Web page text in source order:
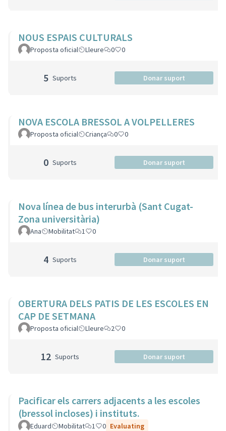
NOUS ESPAIS CULTURALS
Proposta oficial Lleure 0 0
5 Suports Donar suport
NOVA ESCOLA BRESSOL A VOLPELLERES
Proposta oficial Criança 0 0
0 Suports Donar suport
Nova línea de bus interurbà (Sant Cugat-
Zona universitària)
Ana Mobilitat 1 0
4 Suports Donar suport
OBERTURA DELS PATIS DE LES ESCOLES EN
CAP DE SETMANA
Proposta oficial Lleure 2 0
12 Suports Donar suport
Pacificar els carrers adjacents a les escoles
(bressol incloses) i instituts.
Eduard Mobilitat 1 0 Evaluating